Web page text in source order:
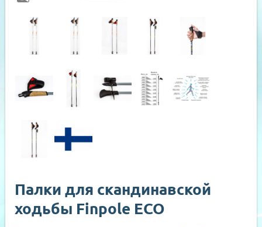
Палки для скандинавской
ходьбы Finpole ECO